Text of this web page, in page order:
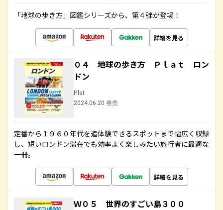
「地球の歩き方」図鑑シリーズから、第４弾が登場！
詳細を見る
０４ 地球の歩き方 Ｐｌａｔ ロン
ドン
Plat
2024.06.20 発売
定番から１９６０年代を追体験できるスポットまで幅広く収録
し、短いロンドン滞在でも効率よく楽しみたい旅行者に最適な
一冊。
詳細を見る
Ｗ０５ 世界のすごい島３００